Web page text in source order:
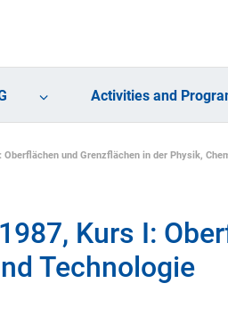
Activities and
Oberflächen und Grenzflächen in der Physik,
Kurs I:
Technologie